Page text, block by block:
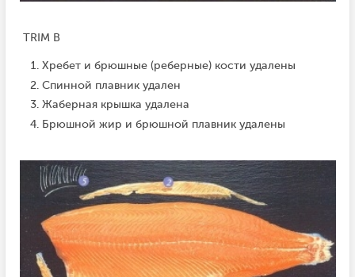
TRIM B
Хребет и брюшные (реберные) кости удалены
Спинной плавник удален
Жаберная крышка удалена
Брюшной жир и брюшной плавник удалены